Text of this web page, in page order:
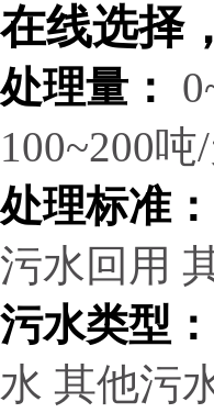
在线选择
处理量：
100~200吨
处理标准：
污水回用
污水类型：
水 其他污